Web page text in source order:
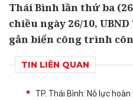
Thái Bình lần thứ ba
chiều ngày 26/10,
gắn biển công trình
TIN LIÊN QUAN
TP. Thái Bình: Nỗ lực